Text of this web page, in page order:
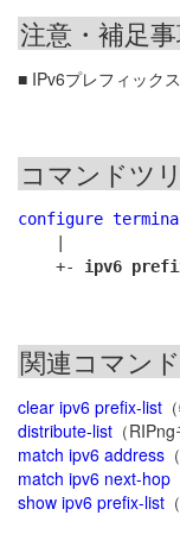
注意・補足
■ IPv6プレフィック
コマンドツ
configure
    +-
ipv6
関連コマンド
clear ipv6 prefix-list
distribute-list （
match ipv6 address
match ipv6 next-hop
show ipv6 prefix-list